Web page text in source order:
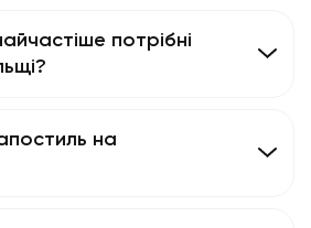
потрібні
на